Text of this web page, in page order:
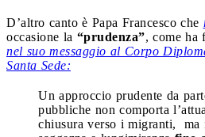
D’altro canto è Papa Francesco che
occasione la “prudenza”, come ha
nel suo messaggio al Corpo
Santa Sede:
Un approccio prudente da
pubbliche non comporta
chiusura verso i migranti, ma